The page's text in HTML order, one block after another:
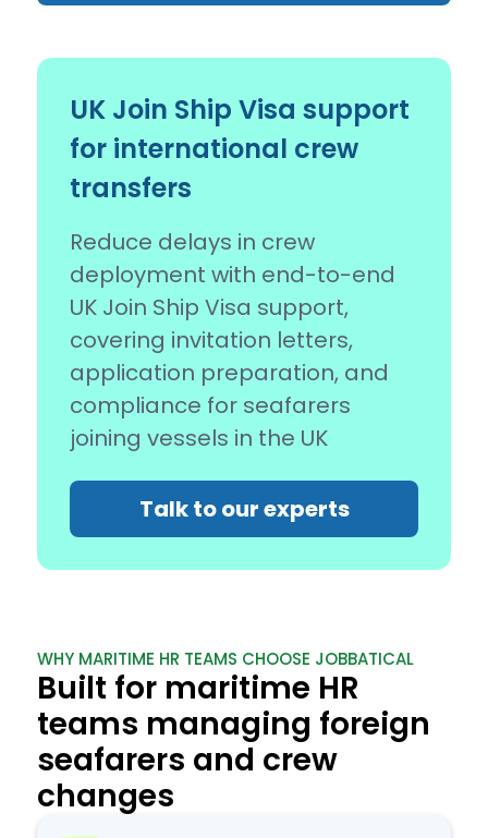
UK Join Ship Visa support
for international crew
transfers
Reduce delays in crew
deployment with end-to-end
UK Join Ship Visa support,
covering invitation letters,
application preparation, and
compliance for seafarers
joining vessels in the UK
Talk to our experts
WHY MARITIME HR TEAMS CHOOSE JOBBATICAL
Built for maritime HR
teams managing foreign
seafarers and crew
changes